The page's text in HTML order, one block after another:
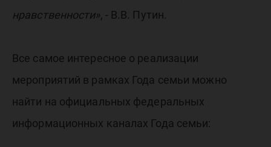
нравственности», - В.В. Путин.
Все самое интересное о реализации
мероприятий в рамках Года семьи можно
найти на официальных федеральных
информационных каналах Года семьи: